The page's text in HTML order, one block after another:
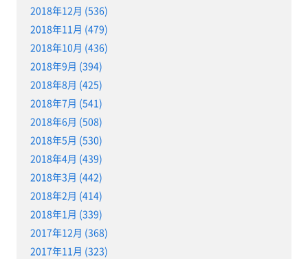
2018年12月 (536)
2018年11月 (479)
2018年10月 (436)
2018年9月 (394)
2018年8月 (425)
2018年7月 (541)
2018年6月 (508)
2018年5月 (530)
2018年4月 (439)
2018年3月 (442)
2018年2月 (414)
2018年1月 (339)
2017年12月 (368)
2017年11月 (323)